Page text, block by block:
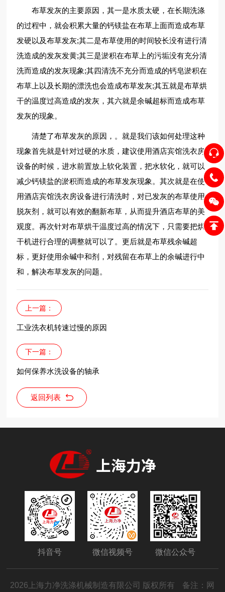
布草发灰的主要原因，其一是水质太硬，在长期洗涤
的过程中，就会积累大量的钙镁盐在布草上面而造成布草
发硬以及布草发灰;其二是布草使用的时间较长没有进行清
洗造成的发灰发黄;其三是淤积在布草上的污垢没有充分清
洗而造成的发灰现象;其四清洗不充分而造成的钙皂淤积在
布草上以及长期的漂洗也会造成布草发灰;其五就是布草烘
干的温度过高造成的发灰，其六就是余碱超标而造成布草
发灰的现象。
清楚了布草发灰的原因，。就是我们该如何处理这种
现象首先就是针对过硬的水质，建议使用酒店宾馆洗衣房
设备的时候，进水前置放上软化装置，把水软化，就可以
减少钙镁盐的淤积而造成的布草发灰现象。其次就是在使
用酒店宾馆洗衣房设备进行清洗时，对已发灰的布草使用
脱灰剂，就可以有效的翻新布草，从而提升酒店布草的美
观度。再次针对布草烘干温度过高的情况下，只需要把烘
干机进行合理的调整就可以了。更后就是布草残余碱超
标，更好使用余碱中和剂，对残留在布草上的余碱进行中
和，解决布草发灰的问题。
上一篇：
工业洗衣机转速过慢的原因
下一篇：
如何保养水洗设备的轴承
返回列表
抖音号 微信视频号 微信公众号
2026上海力净洗涤机械制造有限公司 版权所有 备注：网